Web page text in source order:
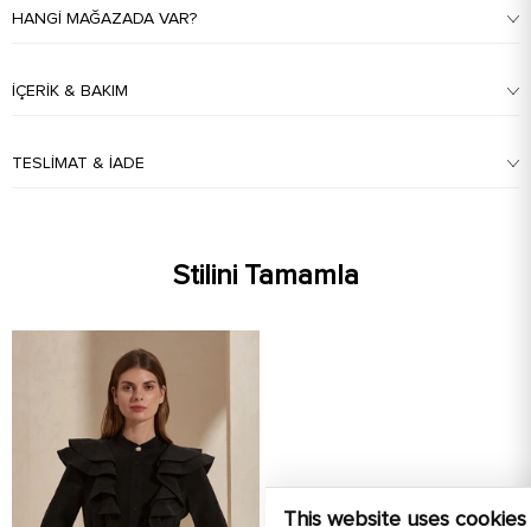
This website uses cookies
HANGI MAĞAZADA VAR?
İÇERIK & BAKIM
TESLIMAT & İADE
Stilini Tamamla